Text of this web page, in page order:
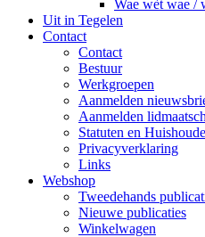
Wae wèt wae /
Uit in Tegelen
Contact
Contact
Bestuur
Werkgroepen
Aanmelden
Aanmelden
Statuten en
Privacyverklaring
Links
Webshop
Tweedehands
Nieuwe publicaties
Winkelwagen